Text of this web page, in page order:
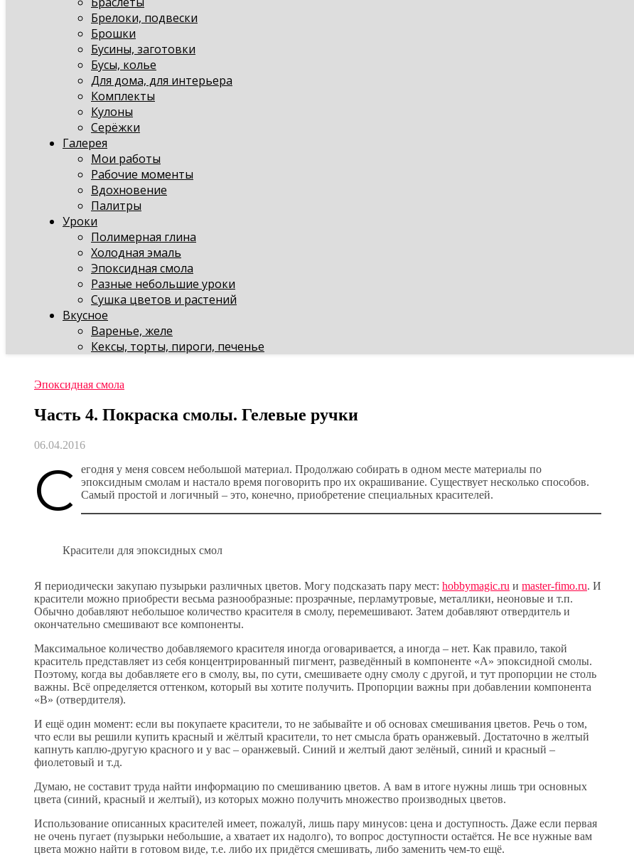
Брелоки, подвески
Брошки
Бусины, заготовки
Бусы, колье
Для дома, для интерьера
Комплекты
Кулоны
Серёжки
Галерея
Мои работы
Рабочие моменты
Вдохновение
Палитры
Уроки
Полимерная глина
Холодная эмаль
Эпоксидная смола
Разные небольшие уроки
Сушка цветов и растений
Вкусное
Варенье, желе
Кексы, торты, пироги, печенье
Эпоксидная смола
Часть 4. Покраска смолы. Гелевые ручки
06.04.2016
С
егодня у меня совсем небольшой материал. Продолжаю собирать в одном месте материалы по
эпоксидным смолам и настало время поговорить про их окрашивание. Существует несколько способов.
Самый простой и логичный – это, конечно, приобретение специальных красителей.
Красители для эпоксидных смол
Я периодически закупаю пузырьки различных цветов. Могу подсказать пару мест: hobbymagic.ru и master-fimo.ru. И
красители можно приобрести весьма разнообразные: прозрачные, перламутровые, металлики, неоновые и т.п.
Обычно добавляют небольшое количество красителя в смолу, перемешивают. Затем добавляют отвердитель и
окончательно смешивают все компоненты.
Максимальное количество добавляемого красителя иногда оговаривается, а иногда – нет. Как правило, такой
краситель представляет из себя концентрированный пигмент, разведённый в компоненте «А» эпоксидной смолы.
Поэтому, когда вы добавляете его в смолу, вы, по сути, смешиваете одну смолу с другой, и тут пропорции не столь
важны. Всё определяется оттенком, который вы хотите получить. Пропорции важны при добавлении компонента
«В» (отвердителя).
И ещё один момент: если вы покупаете красители, то не забывайте и об основах смешивания цветов. Речь о том,
что если вы решили купить красный и жёлтый красители, то нет смысла брать оранжевый. Достаточно в желтый
капнуть каплю-другую красного и у вас – оранжевый. Синий и желтый дают зелёный, синий и красный –
фиолетовый и т.д.
Думаю, не составит труда найти информацию по смешиванию цветов. А вам в итоге нужны лишь три основных
цвета (синий, красный и желтый), из которых можно получить множество производных цветов.
Использование описанных красителей имеет, пожалуй, лишь пару минусов: цена и доступность. Даже если первая
не очень пугает (пузырьки небольшие, а хватает их надолго), то вопрос доступности остаётся. Не все нужные вам
цвета можно найти в готовом виде, т.е. либо их придётся смешивать, либо заменить чем-то ещё.